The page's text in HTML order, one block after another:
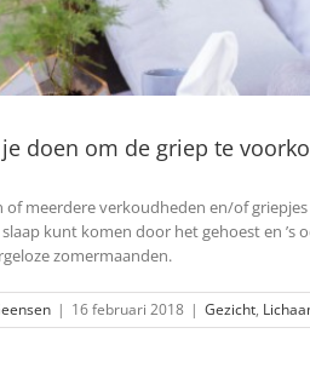
doen om de griep te
of meerdere verkoudheden en/of
kunt komen door het gehoest en
zomermaanden.
| 16 februari 2018 | Gezicht,